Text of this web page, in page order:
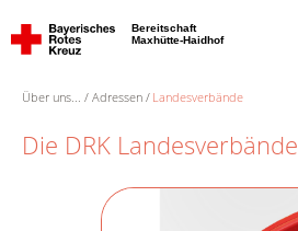
Bereitschaft
Maxhütte-Haidhof
Über uns... Adressen Landesverbände
Die DRK Landesverbände